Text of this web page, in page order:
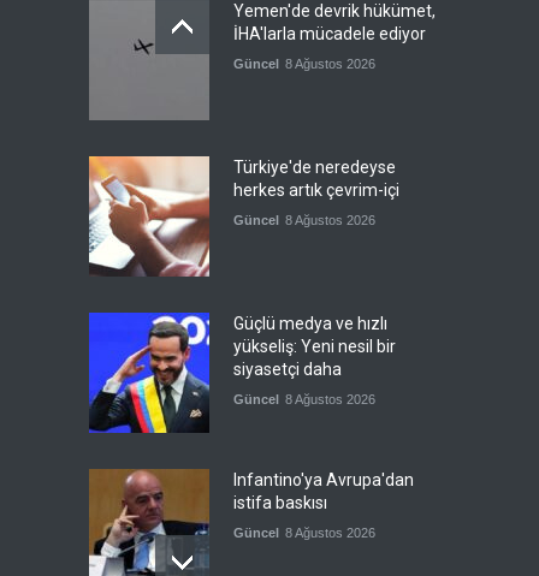
Yemen'de devrik hükümet,
İHA'larla mücadele ediyor
Güncel 8 Ağustos 2026
Türkiye'de neredeyse
herkes artık çevrim-içi
Güncel 8 Ağustos 2026
Güçlü medya ve hızlı
yükseliş: Yeni nesil bir
siyasetçi daha
Güncel 8 Ağustos 2026
Infantino'ya Avrupa'dan
istifa baskısı
Güncel 8 Ağustos 2026